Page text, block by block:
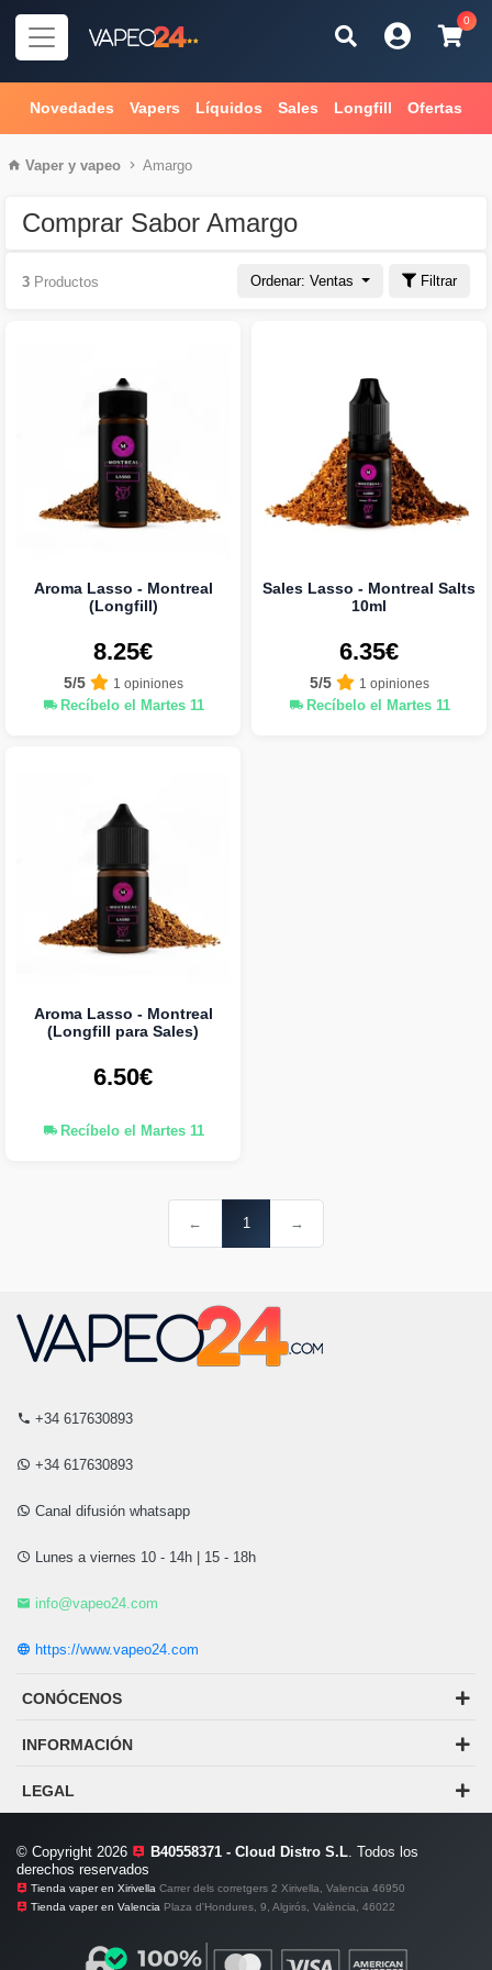
0
Novedades Vapers Líquidos Sales Longfill Ofertas
Vaper y vapeo Amargo
Comprar Sabor Amargo
Ordenar: Ventas Filtrar
3 Productos
Aroma Lasso - Montreal
(Longfill)
8.25€
5/5 1 opiniones
Recíbelo el Martes 11
Sales Lasso - Montreal Salts
10ml
6.35€
5/5 1 opiniones
Recíbelo el Martes 11
Aroma Lasso - Montreal
(Longfill para Sales)
6.50€
Recíbelo el Martes 11
← 1 →
+34 617630893
+34 617630893
Canal difusión whatsapp
Lunes a viernes 10 - 14h | 15 - 18h
info@vapeo24.com
https://www.vapeo24.com
CONÓCENOS
INFORMACIÓN
LEGAL
© Copyright 2026 B40558371 - Cloud Distro S.L . Todos los
derechos reservados
Tienda vaper en Xirivella Carrer dels corretgers 2 Xirivella, Valencia 46950
Tienda vaper en Valencia Plaza d'Hondures, 9, Algirós, València, 46022